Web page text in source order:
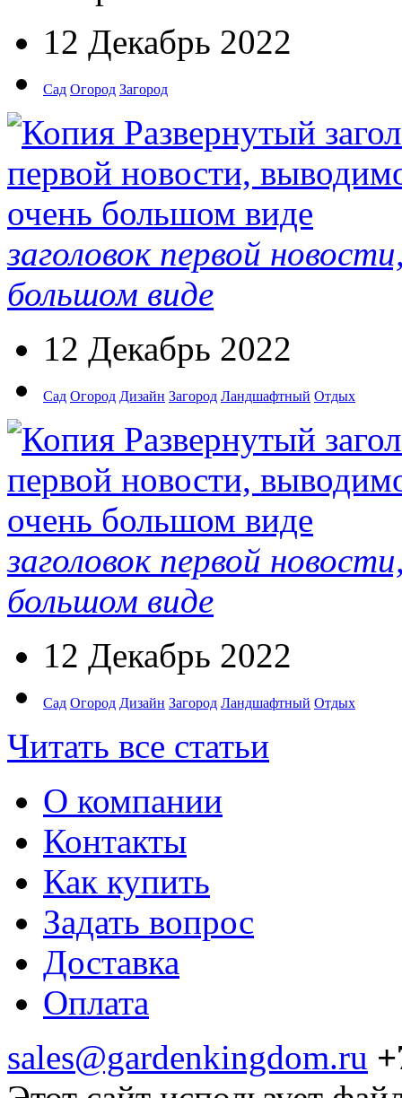
12 Декабрь 2022
Сад Огород Загород
заголовок первой
большом виде
12 Декабрь 2022
Сад Огород Дизайн Загород Ландшафтный Отдых
заголовок первой
большом виде
12 Декабрь 2022
Сад Огород Дизайн Загород Ландшафтный Отдых
Читать все статьи
О компании
Контакты
Как купить
Задать вопрос
Доставка
Оплата
sales@gardenkingdom.ru